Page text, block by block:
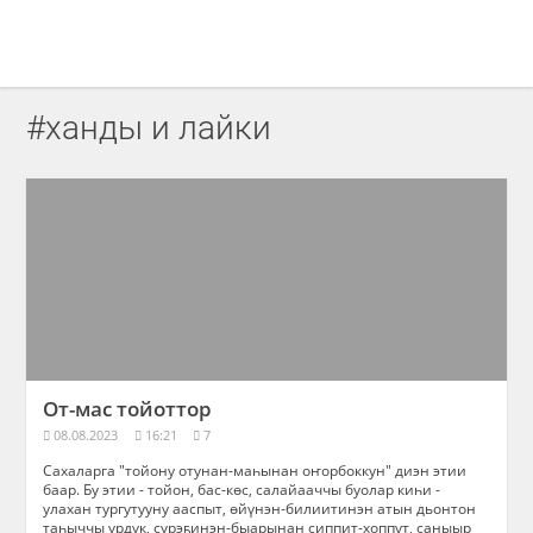
#ханды и лайки
От-мас тойоттор
08.08.2023 16:21 7
Сахаларга "тойону отунан-маһынан оҥорбоккун" диэн этии
баар. Бу этии - тойон, бас-көс, салайааччы буолар киһи -
улахан тургутууну ааспыт, өйүнэн-билиитинэн атын дьонтон
таһыччы үрдүк, сүрэҕинэн-быарынан сиппит-хоппут, саныыр